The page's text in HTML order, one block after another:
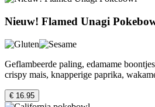
Nieuw! Flamed Unagi
Geflambeerde paling, edamame
crispy mais, knapperige paprika,
€ 16.95